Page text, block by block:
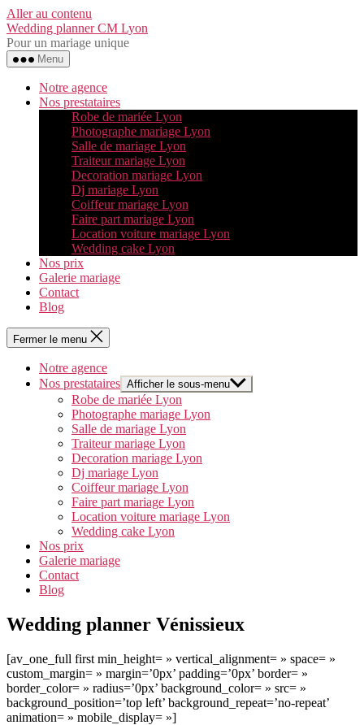
Aller au contenu
Wedding planner CM Lyon
Pour un mariage unique
Menu
Notre agence
Nos prestataires
Robe de mariée Lyon
Photographe mariage Lyon
Salle de mariage Lyon
Traiteur mariage Lyon
Decoration mariage Lyon
Dj mariage Lyon
Coiffeur mariage Lyon
Faire part mariage Lyon
Location voiture mariage Lyon
Wedding cake Lyon
Nos prix
Galerie mariage
Contact
Blog
Fermer le menu
Notre agence
Nos prestataires Afficher le sous-menu
Robe de mariée Lyon
Photographe mariage Lyon
Salle de mariage Lyon
Traiteur mariage Lyon
Decoration mariage Lyon
Dj mariage Lyon
Coiffeur mariage Lyon
Faire part mariage Lyon
Location voiture mariage Lyon
Wedding cake Lyon
Nos prix
Galerie mariage
Contact
Blog
Wedding planner Vénissieux
[av_one_full first min_height= » vertical_alignment= » space= »
custom_margin= » margin=’0px’ padding=’0px’ border= »
border_color= » radius=’0px’ background_color= » src= »
background_position=’top left’ background_repeat=’no-repeat’
animation= » mobile_display= »]